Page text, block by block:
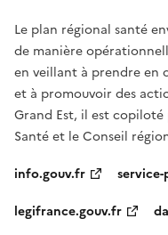
Le plan régional santé
de manière
en veillant à prendre en
et à promouvoir des
Grand Est, il est copiloté
Santé et le Conseil
info.gouv.fr
legifrance.gouv.fr